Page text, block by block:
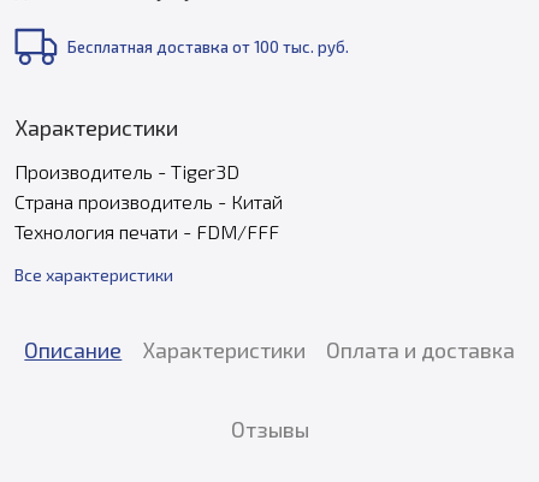
Бесплатная доставка от 100 тыс. руб.
Характеристики
Производитель - Tiger3D
Страна производитель - Китай
Технология печати - FDM/FFF
Все характеристики
Описание Характеристики Оплата и доставка
Отзывы